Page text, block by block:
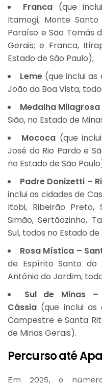
Franca (que
Itamogi, Monte
Paraíso e São Tomás
Gerais; e Franca,
Estado de São Paulo);
Leme (que inclui as
João da Boa Vista,
Medalha Milagrosa
Sião, no Estado de
Mococa(que
José do Rio Pardo e
no Estado de São
Padre Donizetti –
inclui as cidades de
Itobi, Ribeirão Preto,
Simão, Sertãozinho,
Sul, todos no Estado de
Rosa Mística –
de Espírito Santo do
Antônio do Jardim,
Sul de Minas
Cássia (que inclui as
Campestre e Santa
de Minas Gerais).
Percurso até
Em 2025, o